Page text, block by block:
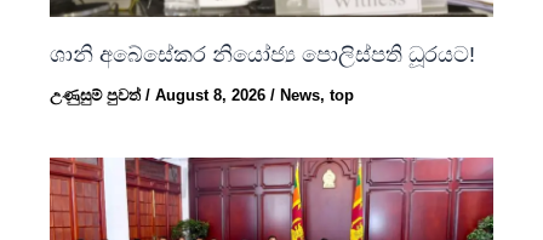
ශානි අබේසේකර නියෝජ්‍ය පොලිස්පති ධූරයට!
උණුසුම් පුවත්/August 8, 2026/News,top